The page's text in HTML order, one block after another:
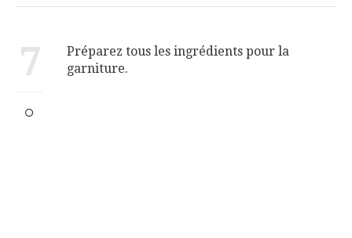
7
Préparez tous les ingrédients pour la
garniture.